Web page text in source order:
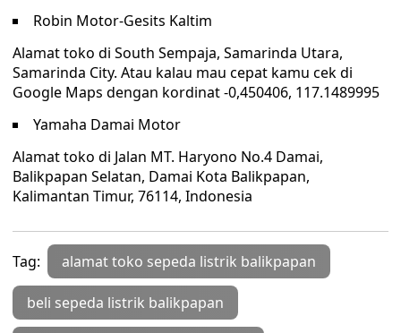
Robin Motor-Gesits Kaltim
Alamat toko di South Sempaja, Samarinda Utara,
Samarinda City. Atau kalau mau cepat kamu cek di
Google Maps dengan kordinat -0,450406, 117.1489995
Yamaha Damai Motor
Alamat toko di Jalan MT. Haryono No.4 Damai,
Balikpapan Selatan, Damai Kota Balikpapan,
Kalimantan Timur, 76114, Indonesia
Tag: alamat toko sepeda listrik balikpapan
beli sepeda listrik balikpapan